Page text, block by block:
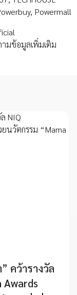
Powermall
มข้อมูลเพิ่มเติม
คว้ารางวัล